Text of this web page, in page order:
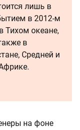
лишь в
в 2012-м
Тихом океане,
в
Средней и
на фоне